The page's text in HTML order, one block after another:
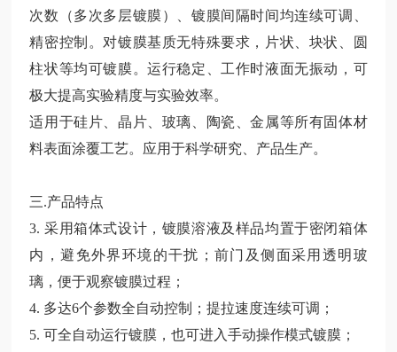
次数（多次多层镀膜）、镀膜间隔时间均连续可调、
精密控制。对镀膜基质无特殊要求，片状、块状、圆
柱状等均可镀膜。运行稳定、工作时液面无振动，可
极大提高实验精度与实验效率。
适用于硅片、晶片、玻璃、陶瓷、金属等所有固体材
料表面涂覆工艺。应用于科学研究、产品生产。
三.产品特点
3. 采用箱体式设计，镀膜溶液及样品均置于密闭箱体
内，避免外界环境的干扰；前门及侧面采用透明玻
璃，便于观察镀膜过程；
4. 多达6个参数全自动控制；提拉速度连续可调；
5. 可全自动运行镀膜，也可进入手动操作模式镀膜；